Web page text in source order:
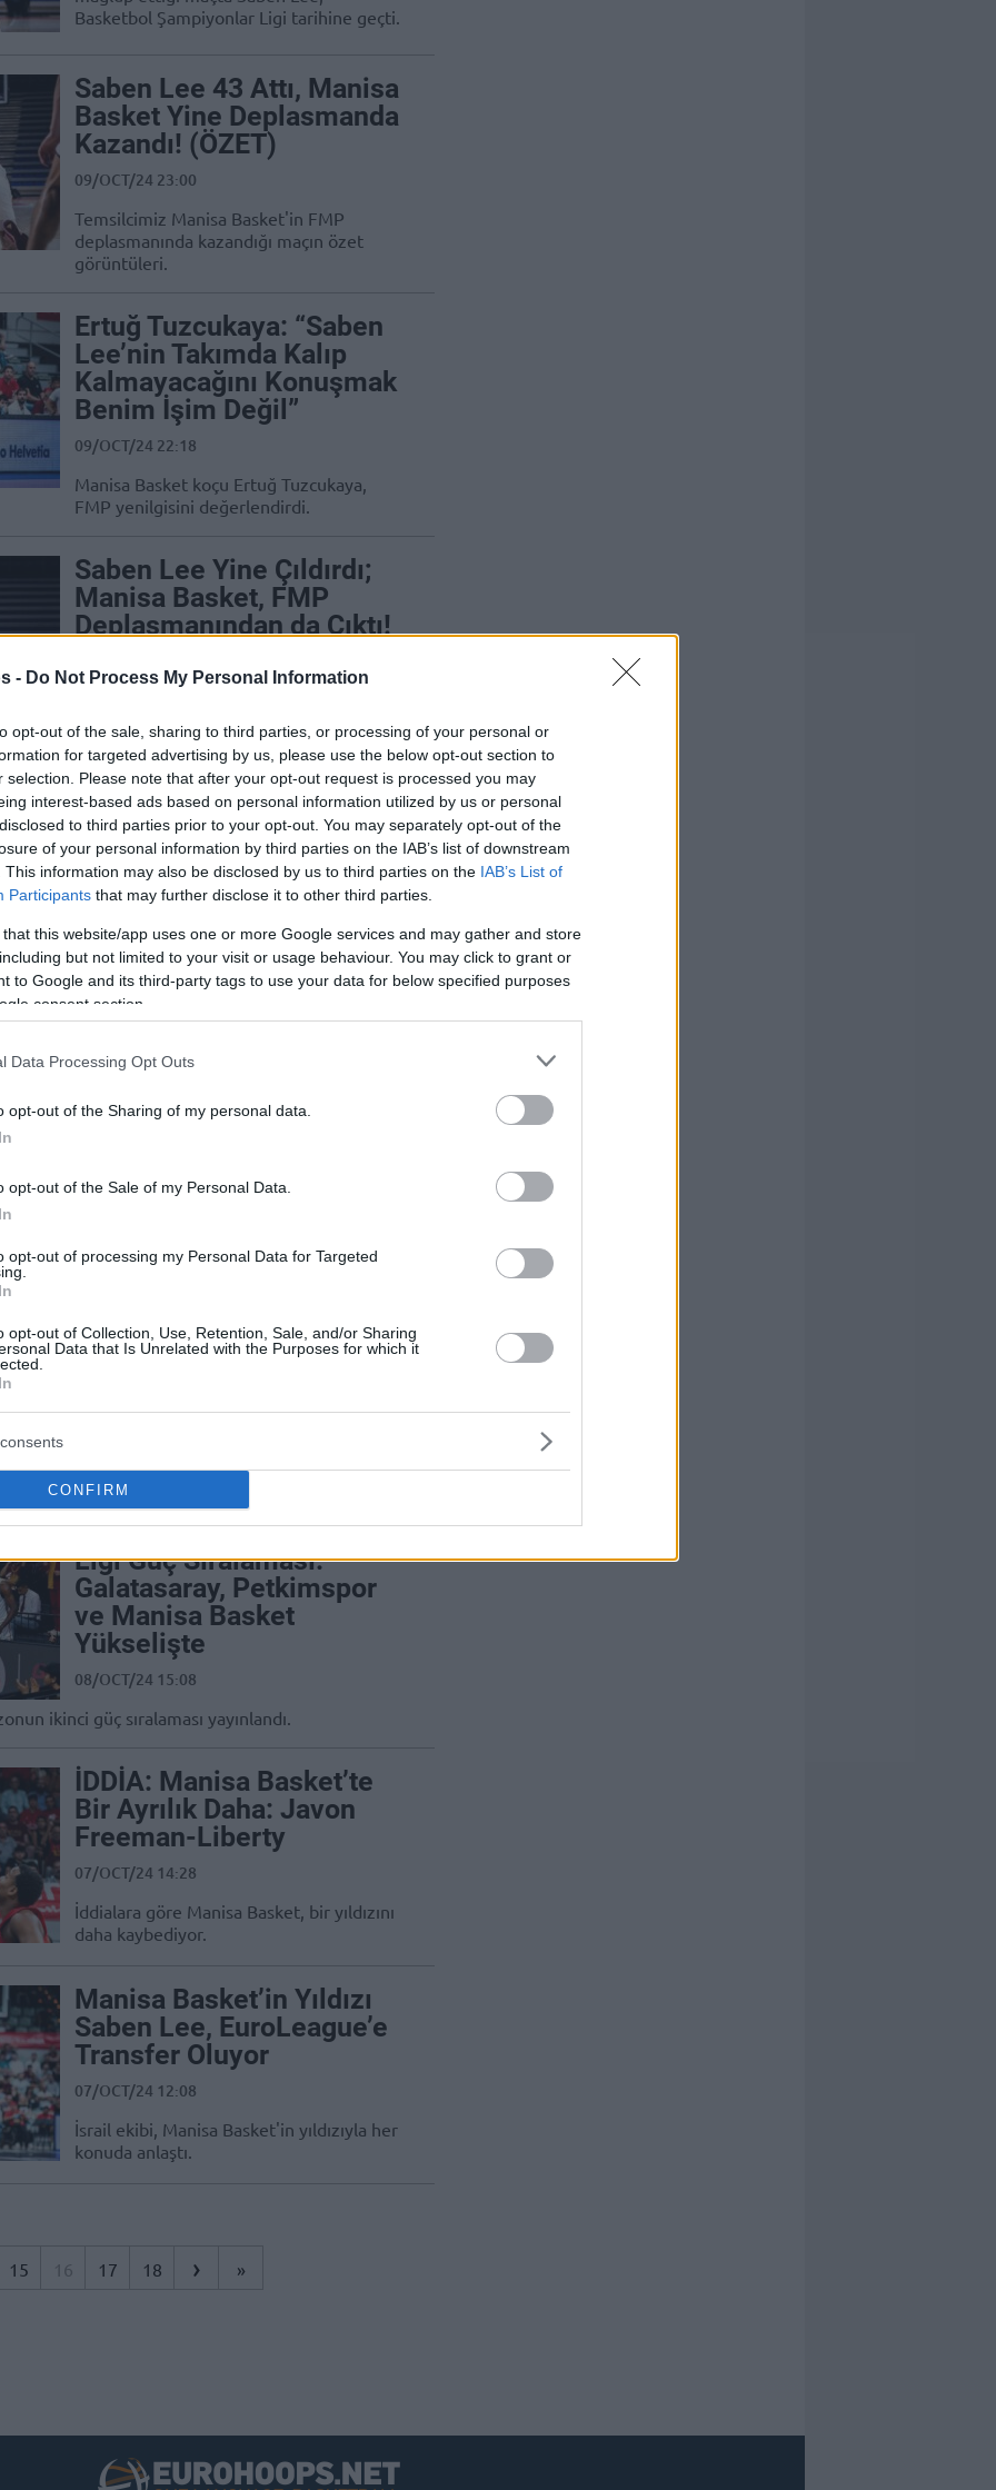
- Do Not Process My Personal Information
opt-out of the sale, sharing to third parties, or processing of your personal or
for targeted advertising by us, please use the below opt-out section to
selection. Please note that after your opt-out request is processed you may
interest-based ads based on personal information utilized by us or personal
to third parties prior to your opt-out. You may separately opt-out of the
of your personal information by third parties on the IAB’s list of downstream
This information may also be disclosed by us to third parties on the IAB’s List of
Participants that may further disclose it to other third parties.
that this website/app uses one or more Google services and may gather and store
but not limited to your visit or usage behaviour. You may click to grant or
to Google and its third-party tags to use your data for below specified purposes
consent section.
Data Processing Opt Outs
opt-out of the Sharing of my personal data.
opt-out of the Sale of my Personal Data.
opt-out of processing my Personal Data for Targeted
opt-out of Collection, Use, Retention, Sale, and/or Sharing
Data that Is Unrelated with the Purposes for which it
CONFIRM
Basketbol Şampiyonlar Ligi tarihine geçti.
Saben Lee 43 Attı, Manisa
Basket Yine Deplasmanda
Kazandı! (ÖZET)
09/OCT/24 23:00
Temsilcimiz Manisa Basket'in FMP
deplasmanında kazandığı maçın özet
görüntüleri.
Ertuğ Tuzcukaya: “Saben
Lee’nin Takımda Kalıp
Kalmayacağını Konuşmak
Benim İşim Değil”
09/OCT/24 22:18
Manisa Basket koçu Ertuğ Tuzcukaya,
FMP yenilgisini değerlendirdi.
Saben Lee Yine Çıldırdı;
Manisa Basket, FMP
Deplasmanından da Çıktı!
temsilcimiz Manisa Basket, FMP'ye
konuk oldu.
Saben Lee scored 43
points in his last game
with Manisa Basket in
Belgrade
09/OCT/24 22:00
The American guard is expected to join
Maccabi Tel Aviv in the EuroLeague
Basketbol Şampiyonlar
Ligi’nde Manisa Basket,
FMP Deplasmanında
Basketbol Şampiyonlar Ligi'ndeki
temsilcilerimizden Manisa Basket,
Chicago Bulls’un Yolunu
08/OCT/24 21:35
resmiyet kazandı.
Basketbol Şampiyonlar
Ligi Güç Sıralaması:
Galatasaray, Petkimspor
ve Manisa Basket
Yükselişte
08/OCT/24 15:08
ikinci güç sıralaması yayınlandı.
İDDİA: Manisa Basket’te
Bir Ayrılık Daha: Javon
Freeman-Liberty
07/OCT/24 14:28
İddialara göre Manisa Basket, bir yıldızını
daha kaybediyor.
Manisa Basket’in Yıldızı
Saben Lee, EuroLeague’e
Transfer Oluyor
07/OCT/24 12:08
İsrail ekibi, Manisa Basket'in yıldızıyla her
konuda anlaştı.
15 16 17 18 › »